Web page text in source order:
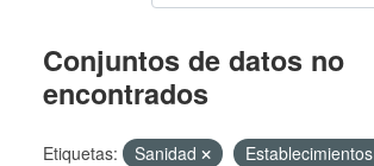
Conjuntos de datos no
encontrados
Etiquetas: Sanidad Establecimientos